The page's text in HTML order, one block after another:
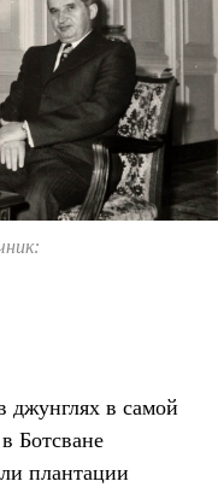
джунглях в самой
Ботсване
плантации